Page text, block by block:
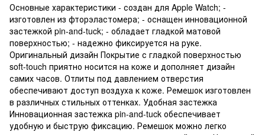
Основные характеристики - создан для Apple Watch; -
изготовлен из фторэластомера; - оснащен инновационной
застежкой pin-and-tuck; - обладает гладкой матовой
поверхностью; - надежно фиксируется на руке.
Оригинальный дизайн Покрытие с гладкой поверхностью
soft-touch приятно носится на коже и дополняет дизайн
самих часов. Отлиты под давлением отверстия
обеспечивают доступ воздуха к коже. Ремешок изготовлен
в различных стильных оттенках. Удобная застежка
Инновационная застежка pin-and-tuck обеспечивает
удобную и быструю фиксацию. Ремешок можно легко